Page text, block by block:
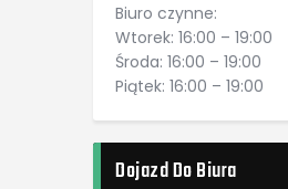
Biuro czynne:
Wtorek: 16:00 – 19:00
Środa: 16:00 – 19:00
Piątek: 16:00 – 19:00
Dojazd Do Biura